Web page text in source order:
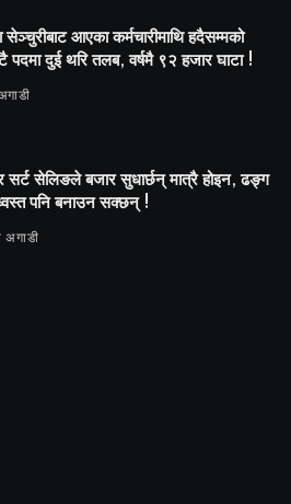
आएका कर्मचारीमाथि हदैसम्मको
पदमा दुई थरि तलब, वर्षमै ९२ हजार घाटा !
सर्ट सेलिङले बजार सुधार्छन् मात्रै होइन, ढङ्ग
पनि बनाउन सक्छन् !
अगाडी